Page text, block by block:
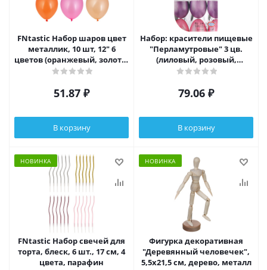
FNtastic Набор шаров цвет
металлик, 10 шт, 12" 6
цветов (оранжевый, золото,
розовый, винный)
51.87 ₽
В корзину
Набор: красители пищевые
"Перламутровые" 3 цв.
(лиловый, розовый,
персиковый), перчатки п/э
79.06 ₽
В корзину
НОВИНКА
FNtastic Набор свечей для
торта, блеск, 6 шт., 17 см, 4
цвета, парафин
НОВИНКА
Фигурка декоративная
"Деревянный человечек",
5,5х21,5 см, дерево, металл